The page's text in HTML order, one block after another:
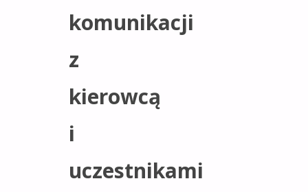
komunikacji
z
kierowcą
i
uczestnikami